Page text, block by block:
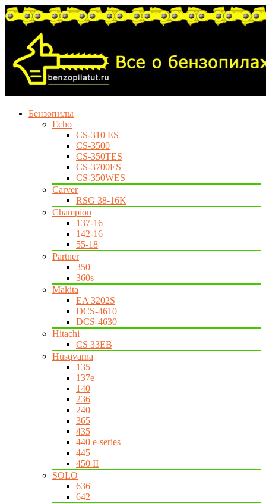
Бензопилы
Echo
CS-310 ES
CS-3500
CS-350TES
CS-3700ES
CS-350WES
Carver
RSG 38-16K
Champion
137-16
142-16
55-18
Partner
350
360s
Makita
EA 3202S
DCS-4610
DCS-4630
Hitachi
CS 33EB
Husqvarna
135
137e
140
236
240
365
435
440 e-series
445
450 II
SOLO
636
642